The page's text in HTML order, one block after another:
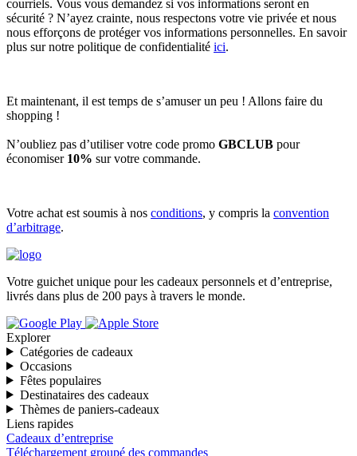
courriels. Vous vous demandez si vos informations seront en
sécurité ? N’ayez crainte, nous respectons votre vie privée et nous
nous efforçons de protéger vos informations personnelles. En savoir
plus sur notre politique de confidentialité ici.
Et maintenant, il est temps de s’amuser un peu ! Allons faire du
shopping !
N’oubliez pas d’utiliser votre code promo GBCLUB pour
économiser 10% sur votre commande.
Votre achat est soumis à nos conditions, y compris la convention
d’arbitrage.
Votre guichet unique pour les cadeaux personnels et d’entreprise,
livrés dans plus de 200 pays à travers le monde.
Explorer
Catégories de cadeaux
Occasions
Fêtes populaires
Destinataires des cadeaux
Thèmes de paniers-cadeaux
Liens rapides
Cadeaux d’entreprise
Téléchargement groupé des commandes